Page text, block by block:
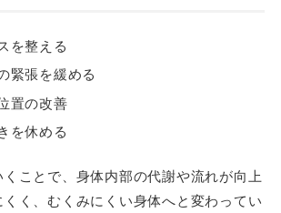
を整える
緊張を緩める
置の改善
を休める
ことで、身体内部の代謝や流れが向上
くく、むくみにくい身体へと変わってい